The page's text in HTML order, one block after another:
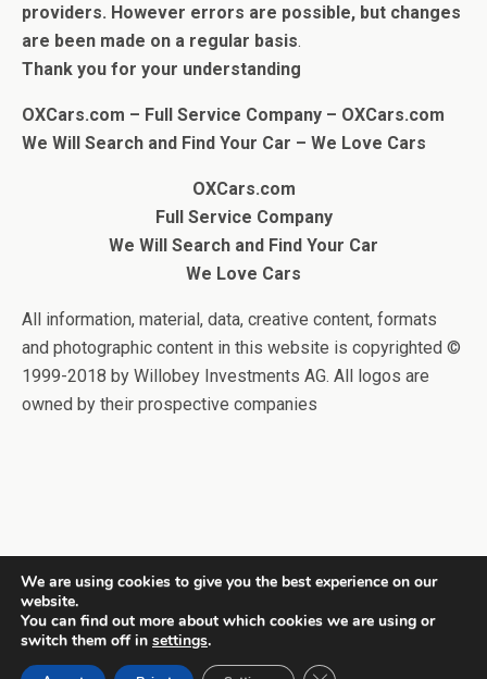
providers. However errors are possible, but changes
are been made on a regular basis.
Thank you for your understanding
OXCars.com – Full Service Company – OXCars.com
We Will Search and Find Your Car – We Love Cars
OXCars.com
Full Service Company
We Will Search and Find Your Car
We Love Cars
All information, material, data, creative content, formats
and photographic content in this website is copyrighted ©
1999-2018 by Willobey Investments AG. All logos are
owned by their prospective companies
Mobile
We are using cookies to give you the best experience on our
website.
You can find out more about which cookies we are using or
switch them off in settings.